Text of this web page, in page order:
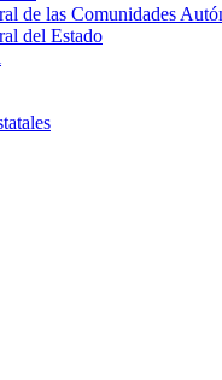
de las Comunidades
del Estado